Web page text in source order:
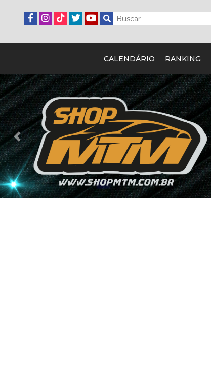
CALENDÁRIO RANKING
Previous